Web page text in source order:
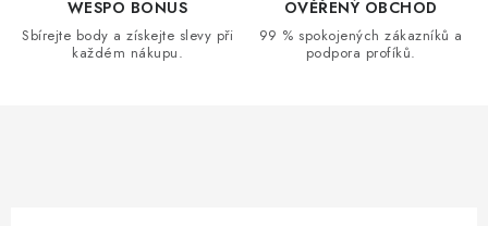
WESPO BONUS
Sbírejte body a získejte slevy při
každém nákupu.
OVĚŘENÝ OBCHOD
99 % spokojených zákazníků a
podpora profíků.